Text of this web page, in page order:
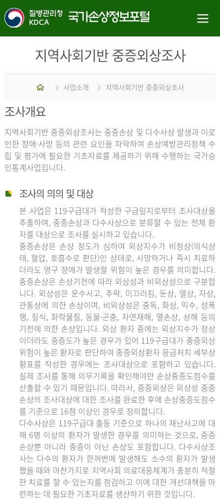
지역사회기반 중증외상조사
홈 사업소개 지역사회기반 중증외상조사
조사개요
지역사회기반 중증외상조사는 중증손상 및 다수사상 발생과 이로
인한 장애·사망 등의 관련 요인을 파악하여 손상예방관리정책 수
립 및 평가에 필요한 기초자료를 제공하기 위해 수행하는 국가승
인통계사업입니다.
조사의 의의 및 대상
본 사업은 119구급대가 작성한 구급일지로부터 조사대상을
추출하여, 중증손상과 다수사상으로 분류할 수 있는 전체 환
자를 대상으로 조사를 실시하고 있습니다.
중증손상은 손상 정도가 심하여 외상지수가 비정상(의식상
태, 혈압, 호흡수로 판단)인 상태로, 사망하거나 즉시 치료하
더라도 영구 장애가 발생할 위험이 높은 경우를 의미합니다.
중증손상은 손상기전에 따라 외상성과 비외상성으로 구분합
니다. 외상성은 운수사고, 추락, 미끄러짐, 둔상, 열상, 자상,
관통상에 의한 손상이며, 비외상성은 중독, 화상, 익수, 성폭
행, 질식, 화학물질, 동물·곤충, 자연재해, 열손상, 상해 등의
기전에 의한 손상입니다. 외상 환자 중에는 외상지수가 정상
이더라도 중증도가 높은 경우가 있어 119구급대가 중증외상
위험이 높은 환자로 판단하여 중증외상환자 응급처치 세부상
황표를 작성한 경우에는 조사대상으로 포함하고 있습니다.
실제 조사를 통해 의무기록을 확인해야만 손상중증도점수를
산출할 수 있기 때문입니다. 따라서, 중증외상은 외상성 중증
손상의 조사대상에 대한 조사를 완료한 후에 손상중증도점수
를 기준으로 16점 이상인 경우로 정의합니다.
다수사상은 119구급대 출동 기준으로 하나의 재난사고에 대
해 6명 이상의 환자가 발생한 경우를 의미하는 것으로, 중증
손상뿐 아니라 중증이 아닌 손상도 포함합니다. 다수사상조
사는 다수의 환자가 한꺼번에 발생해도 소수의 환자가 발생
했을 때와 마찬가지로 지역사회 의료대응체계가 충분히 적절
한 치료를 할 수 있는지를 점검하고 이에 대한 개선대책을 마
련하는 데 필요한 기초자료를 생산하기 위한 것입니다.